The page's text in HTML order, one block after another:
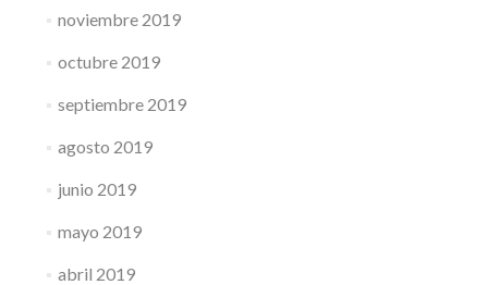
noviembre 2019
octubre 2019
septiembre 2019
agosto 2019
junio 2019
mayo 2019
abril 2019